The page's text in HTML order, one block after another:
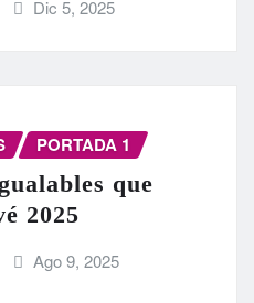
Dic 5, 2025
PORTADA 1
que
2025
Ago 9, 2025